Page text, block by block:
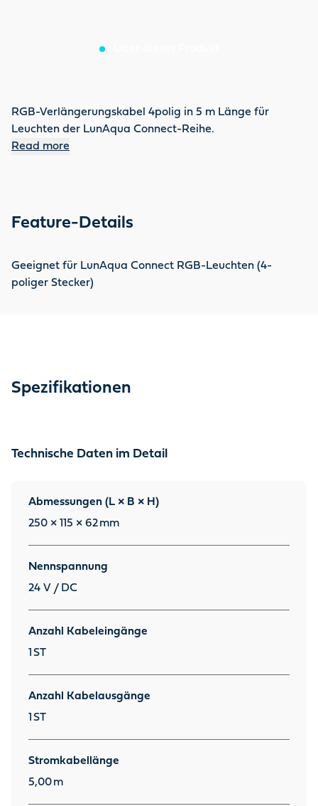
RGB-Verlängerungskabel 4polig in 5 m Länge für
Leuchten der LunAqua Connect-Reihe.
Read more
Feature-Details
Geeignet für LunAqua Connect RGB-Leuchten (4-
poliger Stecker)
Spezifikationen
Technische Daten im Detail
Abmessungen (L × B × H)
250 × 115 × 62 mm
Nennspannung
24 V / DC
Anzahl Kabeleingänge
1 ST
Anzahl Kabelausgänge
1 ST
Stromkabellänge
5,00 m